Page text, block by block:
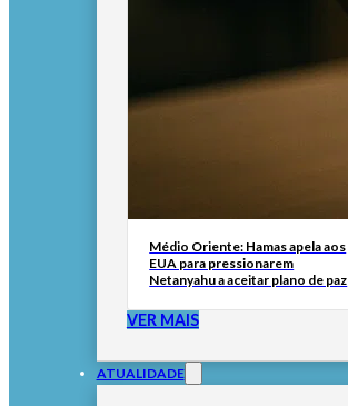
Médio Oriente: Hamas apela aos
EUA para pressionarem
Netanyahu a aceitar plano de paz
VER MAIS
ATUALIDADE